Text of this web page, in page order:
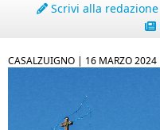
Scrivi alla redazione
CASALZUIGNO | 16 MARZO 2024